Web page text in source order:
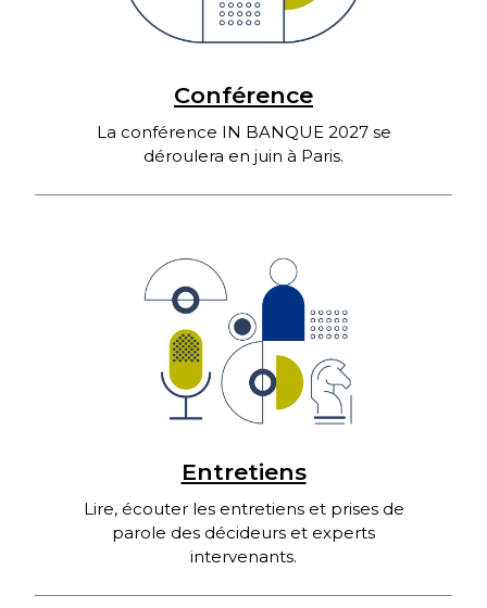
Conférence
La conférence IN BANQUE 2027 se
déroulera en juin à Paris.
Entretiens
Lire, écouter les entretiens et prises de
parole des décideurs et experts
intervenants.